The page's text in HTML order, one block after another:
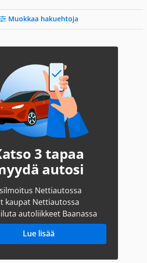
Muokkaa hakuehtoja
3 tapaa
autosi
Nettiautossa
kaupat Nettiautossa
autoliikkeet Baanassa
Lue lisää